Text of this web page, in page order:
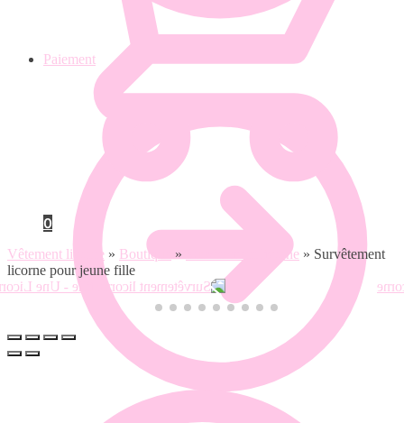
Paiement
0
Vêtement licorne » Boutique » Survêtement licorne » Survêtement
licorne pour jeune fille